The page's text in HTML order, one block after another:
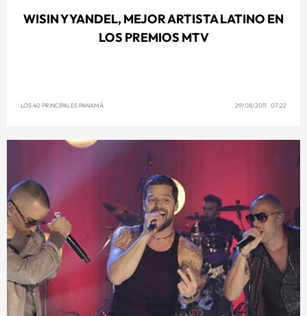
WISIN Y YANDEL, MEJOR ARTISTA LATINO EN
LOS PREMIOS MTV
LOS 40 PRINCIPALES PANAMÁ 29/08/2011 07:22